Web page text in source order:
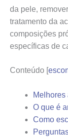
da pele,
tratamento da
composições
específicas de
Conteúdo [
O que é
Como